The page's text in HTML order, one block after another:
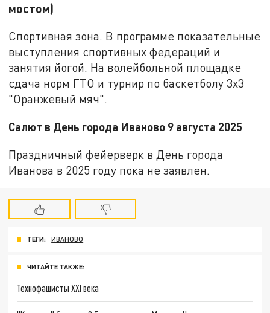
мостом)
Спортивная зона. В программе показательные
выступления спортивных федераций и
занятия йогой. На волейбольной площадке
сдача норм ГТО и турнир по баскетболу 3х3
"Оранжевый мяч".
Салют в День города Иваново 9 августа 2025
Праздничный фейерверк в День города
Иванова в 2025 году пока не заявлен.
ТЕГИ: ИВАНОВО
ЧИТАЙТЕ ТАКЖЕ:
Технофашисты XXI века